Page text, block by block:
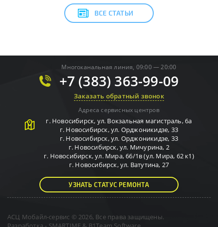
ВСЕ СТАТЬИ
Многоканальная линия, 09:00 — 20:00
+7 (383) 363-99-09
Заказать обратный звонок
Адреса сервисных центров
г. Новосибирск, ул. Вокзальная магистраль, 6а
г. Новосибирск,ул. Орджоникидзе, 33
г. Новосибирск,ул. Орджоникидзе, 33
г. Новосибирск,ул. Мичурина, 2
г. Новосибирск,ул. Мира, 66/1в (ул. Мира, 62 к1)
г. Новосибирск,ул. Ватутина, 27
УЗНАТЬ СТАТУС РЕМОНТА
АСЦ Мобайл-сервис © 2026, Все права защищены.